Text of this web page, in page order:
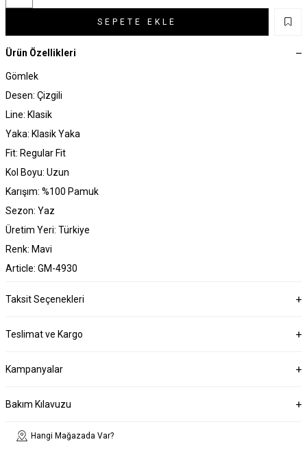
SEPETE EKLE
Ürün Özellikleri
Gömlek
Desen: Çizgili
Line: Klasik
Yaka: Klasik Yaka
Fit: Regular Fit
Kol Boyu: Uzun
Karışım: %100 Pamuk
Sezon: Yaz
Üretim Yeri: Türkiye
Renk: Mavi
Article: GM-4930
Taksit Seçenekleri
Teslimat ve Kargo
Kampanyalar
Bakım Kılavuzu
Hangi Mağazada Var?